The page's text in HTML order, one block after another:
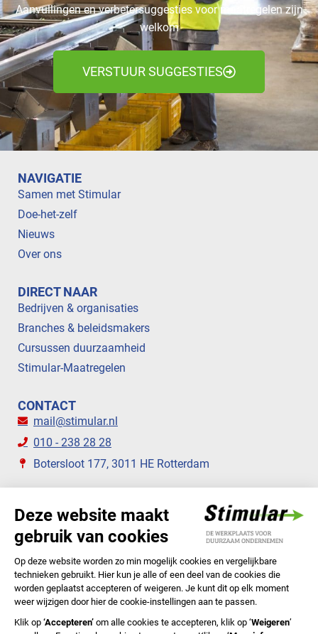
Aanvullingen en verbetersuggesties voor maatregelen zijn
welkom
VERSTUUR SUGGESTIES
NAVIGATIE
Samen met Stimular
Doe-het-zelf
Nieuws
Over ons
DIRECT NAAR
Bedrijven & organisaties
Branches & beleidsmakers
Cursussen duurzaamheid
Stimular-Maatregelen
CONTACT
mail@stimular.nl
010 - 238 28 28
Botersloot 177, 3011 HE Rotterdam
STIMULAR NIEUWSBRIEVEN
ABONNEER NU